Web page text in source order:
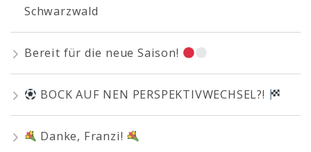
Schwarzwald
Bereit für die neue Saison!
BOCK AUF NEN PERSPEKTIVWECHSEL?!
Danke, Franzi!